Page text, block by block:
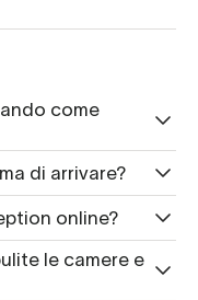
come
di arrivare?
online?
le camere e